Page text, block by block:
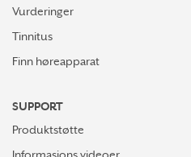
Vurderinger
Tinnitus
Finn høreapparat
SUPPORT
Produktstøtte